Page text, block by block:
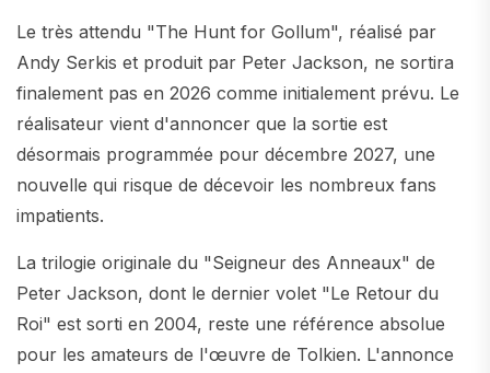
Le très attendu "The Hunt for Gollum", réalisé par
Andy Serkis et produit par Peter Jackson, ne sortira
finalement pas en 2026 comme initialement prévu. Le
réalisateur vient d'annoncer que la sortie est
désormais programmée pour décembre 2027, une
nouvelle qui risque de décevoir les nombreux fans
impatients.
La trilogie originale du "Seigneur des Anneaux" de
Peter Jackson, dont le dernier volet "Le Retour du
Roi" est sorti en 2004, reste une référence absolue
pour les amateurs de l'œuvre de Tolkien. L'annonce